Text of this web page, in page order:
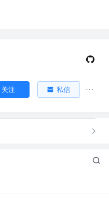
关注 私信